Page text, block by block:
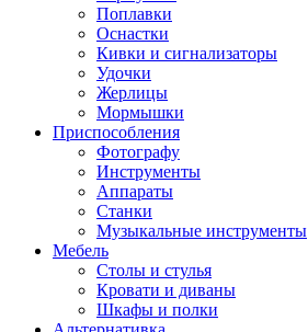
Поплавки
Оснастки
Кивки и сигнализаторы
Удочки
Жерлицы
Мормышки
Приспособления
Фотографу
Инструменты
Аппараты
Станки
Музыкальные инструменты
Мебель
Столы и стулья
Кровати и диваны
Шкафы и полки